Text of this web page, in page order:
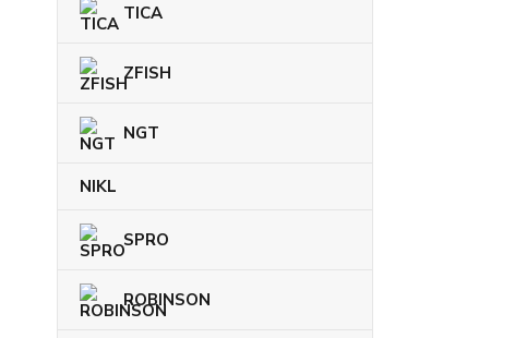
TICA
ZFISH
NGT
NIKL
SPRO
ROBINSON